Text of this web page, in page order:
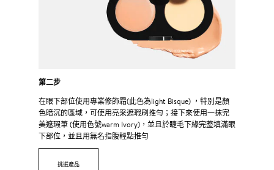
第二步
在眼下部位使用專業修飾霜(此色為light Bisque) ，特別是顏
色暗沉的區域，可使用亮采遮瑕刷推勻；接下來使用一抹完
美遮瑕筆 (使用色號warm Ivory)，並且於睫毛下緣完整填滿眼
下部位，並且用無名指腹輕點推勻
挑選產品